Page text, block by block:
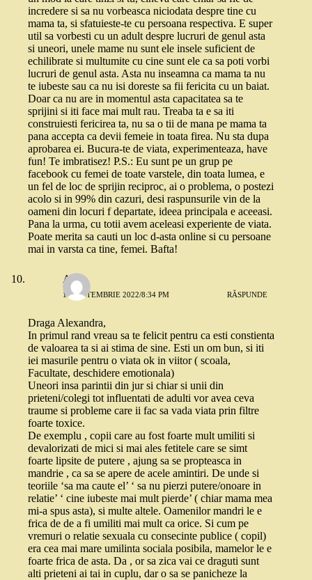
incredere si sa nu vorbeasca niciodata despre tine cu
mama ta, si sfatuieste-te cu persoana respectiva. E super
util sa vorbesti cu un adult despre lucruri de genul asta
si uneori, unele mame nu sunt ele insele suficient de
echilibrate si multumite cu cine sunt ele ca sa poti vorbi
lucruri de genul asta. Asta nu inseamna ca mama ta nu
te iubeste sau ca nu isi doreste sa fii fericita cu un baiat.
Doar ca nu are in momentul asta capacitatea sa te
sprijini si iti face mai mult rau. Treaba ta e sa iti
construiesti fericirea ta, nu sa o tii de mana pe mama ta
pana accepta ca devii femeie in toata firea. Nu sta dupa
aprobarea ei. Bucura-te de viata, experimenteaza, have
fun! Te imbratisez! P.S.: Eu sunt pe un grup pe
facebook cu femei de toate varstele, din toata lumea, e
un fel de loc de sprijin reciproc, ai o problema, o postezi
acolo si in 99% din cazuri, desi raspunsurile vin de la
oameni din locuri f departate, ideea principala e aceeasi.
Pana la urma, cu totii avem aceleasi experiente de viata.
Poate merita sa cauti un loc d-asta online si cu persoane
mai in varsta ca tine, femei. Bafta!
Anca
19 SEPTEMBRIE 2022/8:34 PM RĂSPUNDE
Draga Alexandra,
In primul rand vreau sa te felicit pentru ca esti constienta
de valoarea ta si ai stima de sine. Esti un om bun, si iti
iei masurile pentru o viata ok in viitor ( scoala,
Facultate, deschidere emotionala)
Uneori insa parintii din jur si chiar si unii din
prieteni/colegi tot influentati de adulti vor avea ceva
traume si probleme care ii fac sa vada viata prin filtre
foarte toxice.
De exemplu , copii care au fost foarte mult umiliti si
devalorizati de mici si mai ales fetitele care se simt
foarte lipsite de putere , ajung sa se propteasca in
mandrie , ca sa se apere de acele amintiri. De unde si
teoriile ‘sa ma caute el’ ‘ sa nu pierzi putere/onoare in
relatie’ ‘ cine iubeste mai mult pierde’ ( chiar mama mea
mi-a spus asta), si multe altele. Oamenilor mandri le e
frica de de a fi umiliti mai mult ca orice. Si cum pe
vremuri o relatie sexuala cu consecinte publice ( copil)
era cea mai mare umilinta sociala posibila, mamelor le e
foarte frica de asta. Da , or sa zica vai ce draguti sunt
alti prieteni ai tai in cuplu, dar o sa se panicheze la